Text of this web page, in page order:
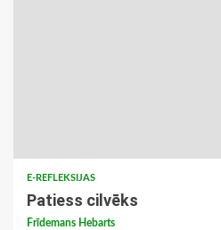
E-REFLEKSIJAS
Patiess cilvēks
Frīdemans Hebarts